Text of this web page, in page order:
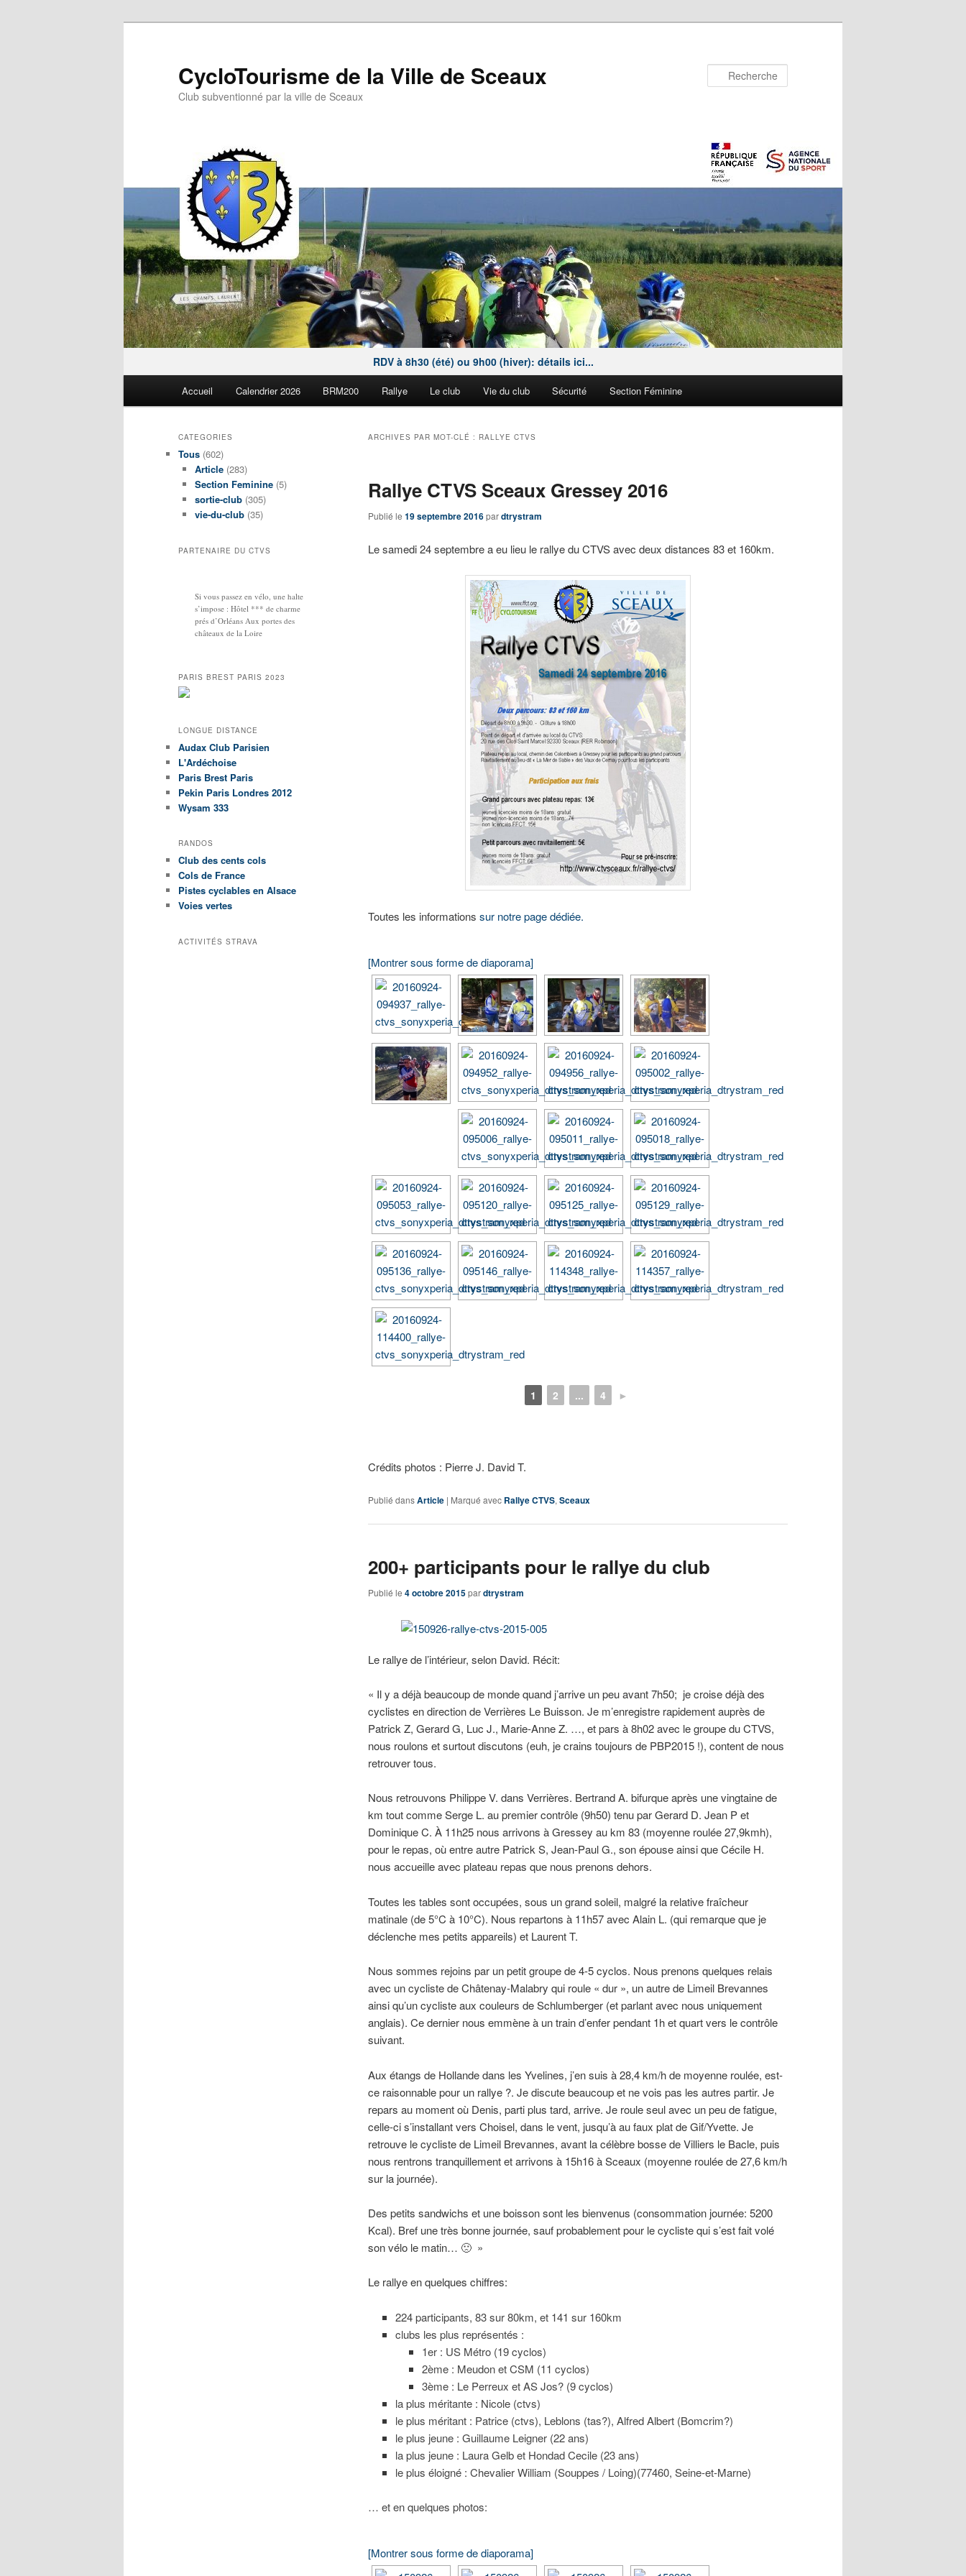
CycloTourisme de la Ville de Sceaux
Club subventionné par la ville de Sceaux
RDV à 8h30 (été) ou 9h00 (hiver): détails ici...
Accueil Calendrier 2026 BRM200 Rallye Le club Vie du club Sécurité Section Féminine
ARCHIVES PAR MOT-CLÉ : RALLYE CTVS
Rallye CTVS Sceaux Gressey 2016
Publié le 19 septembre 2016pardtrystram
Le samedi 24 septembre a eu lieu le rallye du CTVS avec deux distances 83 et 160km.
Toutes les informations sur notre page dédiée.
[Montrer sous forme de diaporama]
1 2 ... 4 ►
Crédits photos : Pierre J. David T.
Publié dansArticle | Marqué avec Rallye CTVS, Sceaux
200+ participants pour le rallye du club
Publié le 4 octobre 2015pardtrystram
Le rallye de l’intérieur, selon David. Récit:
« Il y a déjà beaucoup de monde quand j’arrive un peu avant 7h50; je croise déjà des
cyclistes en direction de Verrières Le Buisson. Je m’enregistre rapidement auprès de
Patrick Z, Gerard G, Luc J., Marie-Anne Z. …, et pars à 8h02 avec le groupe du CTVS,
nous roulons et surtout discutons (euh, je crains toujours de PBP2015 !), content de nous
retrouver tous.
Nous retrouvons Philippe V. dans Verrières. Bertrand A. bifurque après une vingtaine de
km tout comme Serge L. au premier contrôle (9h50) tenu par Gerard D. Jean P et
Dominique C. À 11h25 nous arrivons à Gressey au km 83 (moyenne roulée 27,9kmh),
pour le repas, où entre autre Patrick S, Jean-Paul G., son épouse ainsi que Cécile H.
nous accueille avec plateau repas que nous prenons dehors.
Toutes les tables sont occupées, sous un grand soleil, malgré la relative fraîcheur
matinale (de 5°C à 10°C). Nous repartons à 11h57 avec Alain L. (qui remarque que je
déclenche mes petits appareils) et Laurent T.
Nous sommes rejoins par un petit groupe de 4-5 cyclos. Nous prenons quelques relais
avec un cycliste de Châtenay-Malabry qui roule « dur », un autre de Limeil Brevannes
ainsi qu’un cycliste aux couleurs de Schlumberger (et parlant avec nous uniquement
anglais). Ce dernier nous emmène à un train d’enfer pendant 1h et quart vers le contrôle
suivant.
Aux étangs de Hollande dans les Yvelines, j’en suis à 28,4 km/h de moyenne roulée, est-
ce raisonnable pour un rallye ?. Je discute beaucoup et ne vois pas les autres partir. Je
repars au moment où Denis, parti plus tard, arrive. Je roule seul avec un peu de fatigue,
celle-ci s’installant vers Choisel, dans le vent, jusqu’à au faux plat de Gif/Yvette. Je
retrouve le cycliste de Limeil Brevannes, avant la célèbre bosse de Villiers le Bacle, puis
nous rentrons tranquillement et arrivons à 15h16 à Sceaux (moyenne roulée de 27,6 km/h
sur la journée).
Des petits sandwichs et une boisson sont les bienvenus (consommation journée: 5200
Kcal). Bref une très bonne journée, sauf probablement pour le cycliste qui s’est fait volé
son vélo le matin… 🙁 »
Le rallye en quelques chiffres:
224 participants, 83 sur 80km, et 141 sur 160km
clubs les plus représentés :
1er : US Métro (19 cyclos)
2ème : Meudon et CSM (11 cyclos)
3ème : Le Perreux et AS Jos? (9 cyclos)
la plus méritante : Nicole (ctvs)
le plus méritant : Patrice (ctvs), Leblons (tas?), Alfred Albert (Bomcrim?)
le plus jeune : Guillaume Leigner (22 ans)
la plus jeune : Laura Gelb et Hondad Cecile (23 ans)
le plus éloigné : Chevalier William (Souppes / Loing)(77460, Seine-et-Marne)
… et en quelques photos:
[Montrer sous forme de diaporama]
CATEGORIES
Tous (602)
Article(283)
Section Feminine(5)
sortie-club(305)
vie-du-club(35)
PARTENAIRE DU CTVS
Si vous passez en vélo, une halte
s’impose : Hôtel *** de charme
prés d’Orléans Aux portes des
châteaux de la Loire
PARIS BREST PARIS 2023
LONGUE DISTANCE
Audax Club Parisien
L'Ardéchoise
Paris Brest Paris
Pekin Paris Londres 2012
Wysam 333
RANDOS
Club des cents cols
Cols de France
Pistes cyclables en Alsace
Voies vertes
ACTIVITÉS STRAVA